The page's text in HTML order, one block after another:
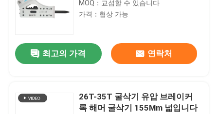
MOQ：교섭할 수 있습니다
가격：협상 가능
최고의 가격 연락처
26T-35T 굴삭기 유압 브레이커
록 해머 굴삭기 155Mm 넓입니다